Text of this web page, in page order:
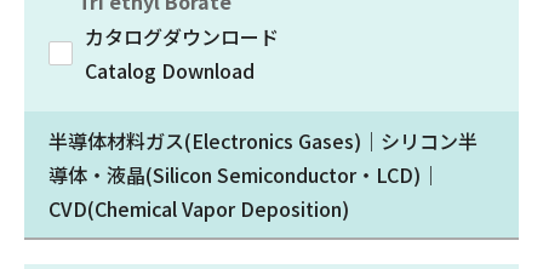
カタログダウンロード
Catalog Download
半導体材料ガス(Electronics Gases)｜シリコン半
導体・液晶(Silicon Semiconductor・LCD)｜
CVD(Chemical Vapor Deposition)